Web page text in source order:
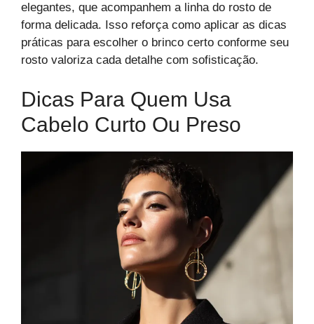
elegantes, que acompanhem a linha do rosto de
forma delicada. Isso reforça como aplicar as dicas
práticas para escolher o brinco certo conforme seu
rosto valoriza cada detalhe com sofisticação.
Dicas Para Quem Usa
Cabelo Curto Ou Preso